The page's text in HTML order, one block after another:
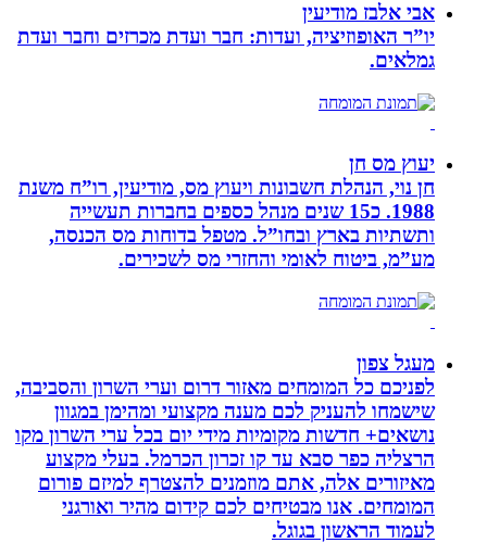
אבי אלבז מודיעין
יו”ר האופוזיציה, ועדות: חבר ועדת מכרזים וחבר ועדת
גמלאים.
יעוץ מס חן
חן נוי, הנהלת חשבונות ויעוץ מס, מודיעין, רו”ח משנת
1988. כ15 שנים מנהל כספים בחברות תעשייה
ותשתיות בארץ ובחו”ל. מטפל בדוחות מס הכנסה,
מע”מ, ביטוח לאומי והחזרי מס לשכירים.
מעגל צפון
לפניכם כל המומחים מאזור דרום וערי השרון והסביבה,
שישמחו להעניק לכם מענה מקצועי ומהימן במגוון
נושאים+ חדשות מקומיות מידי יום בכל ערי השרון מקו
הרצליה כפר סבא עד קו זכרון הכרמל. בעלי מקצוע
מאיזורים אלה, אתם מוזמנים להצטרף למיזם פורום
המומחים. אנו מבטיחים לכם קידום מהיר ואורגני
לעמוד הראשון בגוגל.